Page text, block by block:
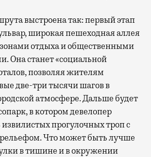
выстроена так: первый этап
широкая пешеходная аллея
отдыха и общественными
Она станет «социальной
позволяя жителям
две-три тысячи шагов в
атмосфере. Дальше будет
в котором девелопер
извилистых прогулочных троп с
Что может быть лучше
в тишине и в окружении